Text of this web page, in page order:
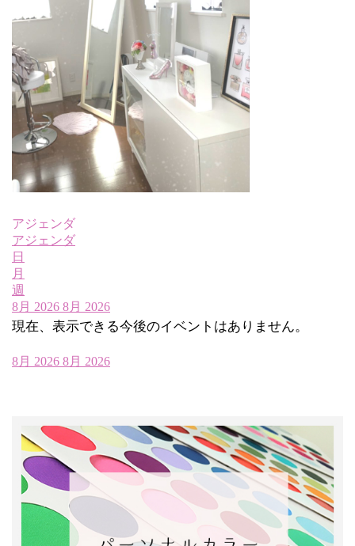
アジェンダ
アジェンダ
日
月
週
8月 2026 8月 2026
現在、表示できる今後のイベントはありません。
8月 2026 8月 2026